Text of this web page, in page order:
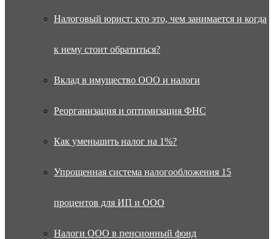
Налоговый юрист: кто это, чем занимается и когда
к нему стоит обратиться?
Вклад в имущество ООО и налоги
Реорганизация и оптимизация ФНС
Как уменьшить налог на 1%?
Упрощенная система налогообложения 15
процентов для ИП и ООО
Налоги ООО в пенсионный фонд